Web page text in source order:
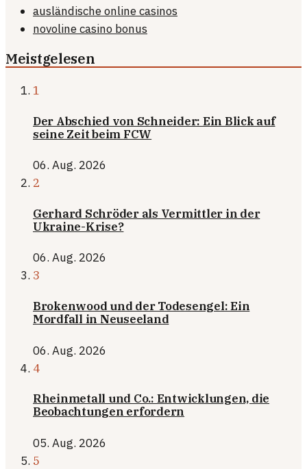
ausländische online casinos
novoline casino bonus
Meistgelesen
1
Der Abschied von Schneider: Ein Blick auf
seine Zeit beim FCW
06. Aug. 2026
2
Gerhard Schröder als Vermittler in der
Ukraine-Krise?
06. Aug. 2026
3
Brokenwood und der Todesengel: Ein
Mordfall in Neuseeland
06. Aug. 2026
4
Rheinmetall und Co.: Entwicklungen, die
Beobachtungen erfordern
05. Aug. 2026
5